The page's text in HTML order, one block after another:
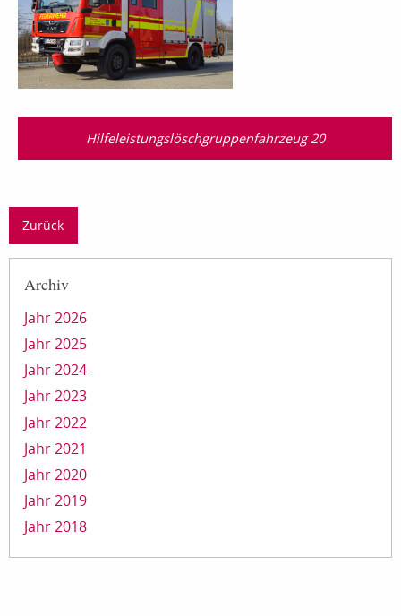
Hilfeleistungslösch­gruppen­fahrzeug 20
Zurück
Archiv
Jahr 2026
Jahr 2025
Jahr 2024
Jahr 2023
Jahr 2022
Jahr 2021
Jahr 2020
Jahr 2019
Jahr 2018